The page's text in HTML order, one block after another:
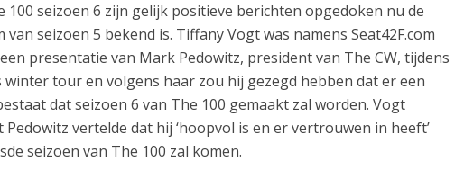
100 seizoen 6 zijn gelijk positieve berichten opgedoken nu de
van seizoen 5 bekend is. Tiffany Vogt was namens Seat42F.com
presentatie van Mark Pedowitz, president van The CW, tijdens
winter tour en volgens haar zou hij gezegd hebben dat er een
dat seizoen 6 van The 100 gemaakt zal worden. Vogt
vertelde dat hij ‘hoopvol is en er vertrouwen in heeft’
seizoen van The 100 zal komen.